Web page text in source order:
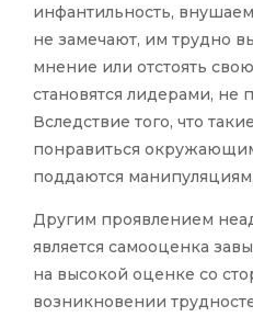
инфантильность,
не замечают, им трудно
мнение или отстоять
становятся лидерами, не
Вследствие того, что
понравиться
поддаются манипуляциям.
Другим проявлением
является самооценка
на высокой оценке со
возникновении